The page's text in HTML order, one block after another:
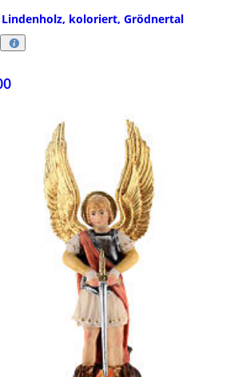
Lindenholz, koloriert, Grödnertal